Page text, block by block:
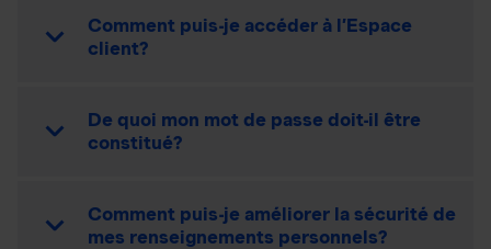
Comment puis-je accéder à l’Espace
client?
De quoi mon mot de passe doit-il être
constitué?
Comment puis-je améliorer la sécurité de
mes renseignements personnels?